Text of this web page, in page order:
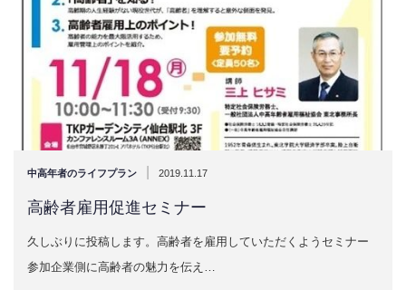
中高年者のライフプラン 2019.11.17
高齢者雇用促進セミナー
久しぶりに投稿します。高齢者を雇用していただくようセミナー
参加企業側に高齢者の魅力を伝え…